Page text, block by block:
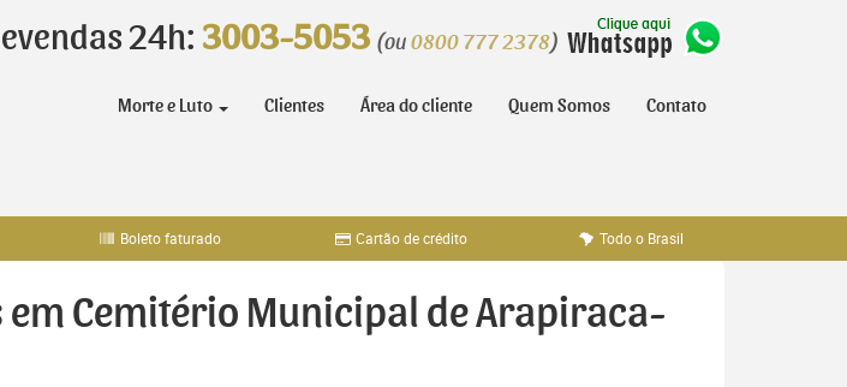
24h: 3003-5053 (ou 0800 777 2378)
Morte e Luto Clientes Área do cliente Quem Somos Contato
Boleto faturado Cartão de crédito Todo o Brasil
Cemitério Municipal de Arapiraca-